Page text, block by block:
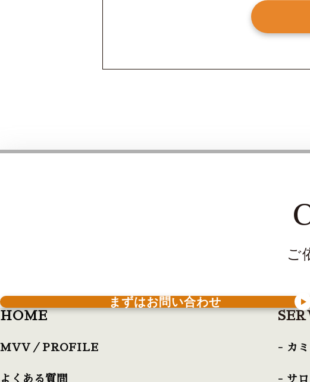
ご
まずはお問い合わせ
HOME
MVV／PROFILE
よくある質問
- カ
- サ